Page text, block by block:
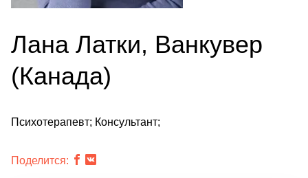
Лана Латки, Ванкувер
(Канада)
Психотерапевт; Консультант;
Поделится: